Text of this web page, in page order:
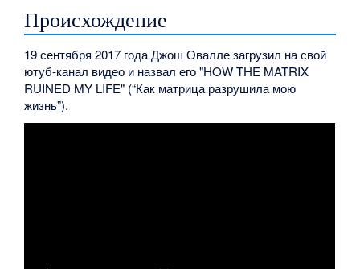
Происхождение
19 сентября 2017 года Джош Овалле загрузил на свой
ютуб-канал видео и назвал его "HOW THE MATRIX
RUINED MY LIFE" (“Как матрица разрушила мою
жизнь”).